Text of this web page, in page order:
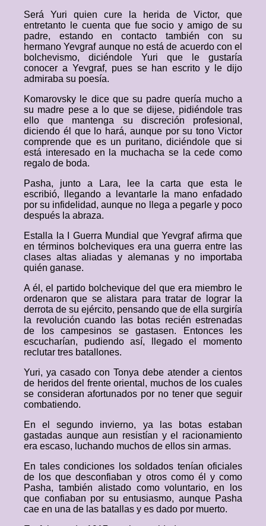
Será Yuri quien cure la herida de Victor, que
entretanto le cuenta que fue socio y amigo de su
padre, estando en contacto también con su
hermano Yevgraf aunque no está de acuerdo con el
bolchevismo, diciéndole Yuri que le gustaría
conocer a Yevgraf, pues se han escrito y le dijo
admiraba su poesía.
Komarovsky le dice que su padre quería mucho a
su madre pese a lo que se dijese, pidiéndole tras
ello que mantenga su discreción profesional,
diciendo él que lo hará, aunque por su tono Victor
comprende que es un puritano, diciéndole que si
está interesado en la muchacha se la cede como
regalo de boda.
Pasha, junto a Lara, lee la carta que esta le
escribió, llegando a levantarle la mano enfadado
por su infidelidad, aunque no llega a pegarle y poco
después la abraza.
Estalla la I Guerra Mundial que Yevgraf afirma que
en términos bolcheviques era una guerra entre las
clases altas aliadas y alemanas y no importaba
quién ganase.
A él, el partido bolchevique del que era miembro le
ordenaron que se alistara para tratar de lograr la
derrota de su ejército, pensando que de ella surgiría
la revolución cuando las botas recién estrenadas
de los campesinos se gastasen. Entonces les
escucharían, pudiendo así, llegado el momento
reclutar tres batallones.
Yuri, ya casado con Tonya debe atender a cientos
de heridos del frente oriental, muchos de los cuales
se consideran afortunados por no tener que seguir
combatiendo.
En el segundo invierno, ya las botas estaban
gastadas aunque aun resistían y el racionamiento
era escaso, luchando muchos de ellos sin armas.
En tales condiciones los soldados tenían oficiales
de los que desconfiaban y otros como él y como
Pasha, también alistado como voluntario, en los
que confiaban por su entusiasmo, aunque Pasha
cae en una de las batallas y es dado por muerto.